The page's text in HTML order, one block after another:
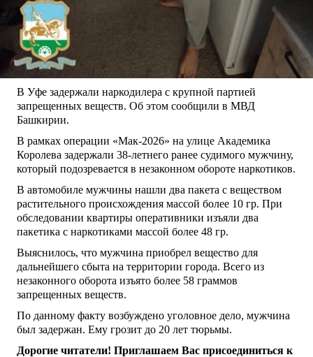
В Уфе задержали наркодилера с крупной партией
запрещенных веществ. Об этом сообщили в МВД
Башкирии.
В рамках операции «Мак-2026» на улице Академика
Королева задержали 38-летнего ранее судимого мужчину,
который подозревается в незаконном обороте наркотиков.
В автомобиле мужчины нашли два пакета с веществом
растительного происхождения массой более 10 гр. При
обследовании квартиры оперативники изъяли два
пакетика с наркотиками массой более 48 гр.
Выяснилось, что мужчина приобрел вещество для
дальнейшего сбыта на территории города. Всего из
незаконного оборота изъято более 58 граммов
запрещенных веществ.
По данному факту возбуждено уголовное дело, мужчина
был задержан. Ему грозит до 20 лет тюрьмы.
Дорогие читатели! Приглашаем Вас присоединиться к